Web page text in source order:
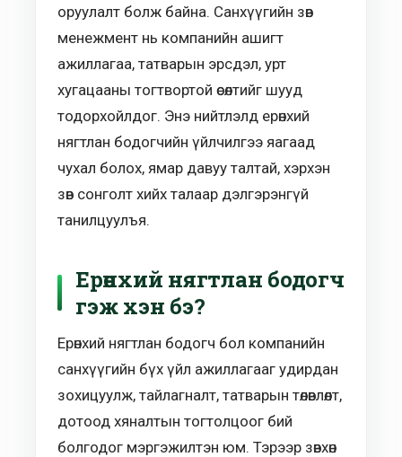
оруулалт болж байна. Санхүүгийн зөв
менежмент нь компанийн ашигт
ажиллагаа, татварын эрсдэл, урт
хугацааны тогтвортой өсөлтийг шууд
тодорхойлдог. Энэ нийтлэлд ерөнхий
нягтлан бодогчийн үйлчилгээ яагаад
чухал болох, ямар давуу талтай, хэрхэн
зөв сонголт хийх талаар дэлгэрэнгүй
танилцуулъя.
Ерөнхий нягтлан бодогч
гэж хэн бэ?
Ерөнхий нягтлан бодогч бол компанийн
санхүүгийн бүх үйл ажиллагааг удирдан
зохицуулж, тайлагналт, татварын төлөвлөлт,
дотоод хяналтын тогтолцоог бий
болгодог мэргэжилтэн юм. Тэрээр зөвхөн